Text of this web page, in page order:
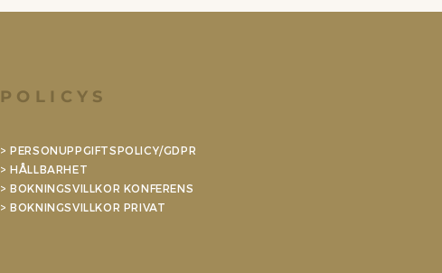
POLICYS
>PERSONUPPGIFTSPOLICY/GDPR
> HÅLLBARHET
> BOKNINGSVILLKOR KONFERENS
>BOKNINGSVILLKOR PRIVAT